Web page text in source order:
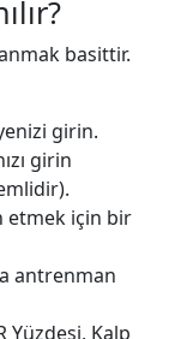
basittir.
girin.
girin
etmek için bir
antrenman
Yüzdesi, Kalp